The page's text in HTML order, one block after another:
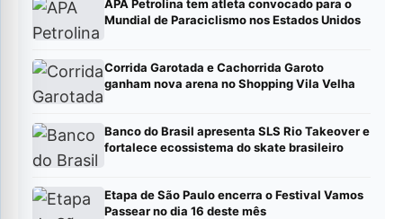
APA Petrolina tem atleta convocado para o
Mundial de Paraciclismo nos Estados Unidos
Corrida Garotada e Cachorrida Garoto
ganham nova arena no Shopping Vila Velha
Banco do Brasil apresenta SLS Rio Takeover e
fortalece ecossistema do skate brasileiro
Etapa de São Paulo encerra o Festival Vamos
Passear no dia 16 deste mês